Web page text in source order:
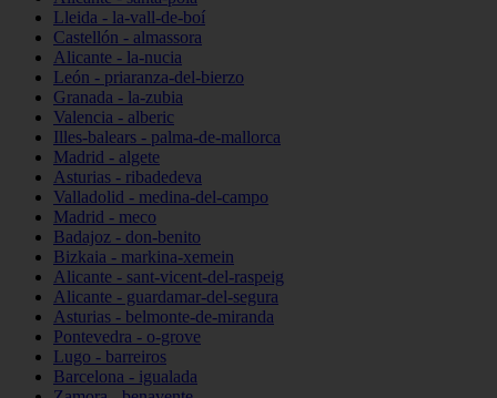
Lleida - la-vall-de-boí
Castellón - almassora
Alicante - la-nucia
León - priaranza-del-bierzo
Granada - la-zubia
Valencia - alberic
Illes-balears - palma-de-mallorca
Madrid - algete
Asturias - ribadedeva
Valladolid - medina-del-campo
Madrid - meco
Badajoz - don-benito
Bizkaia - markina-xemein
Alicante - sant-vicent-del-raspeig
Alicante - guardamar-del-segura
Asturias - belmonte-de-miranda
Pontevedra - o-grove
Lugo - barreiros
Barcelona - igualada